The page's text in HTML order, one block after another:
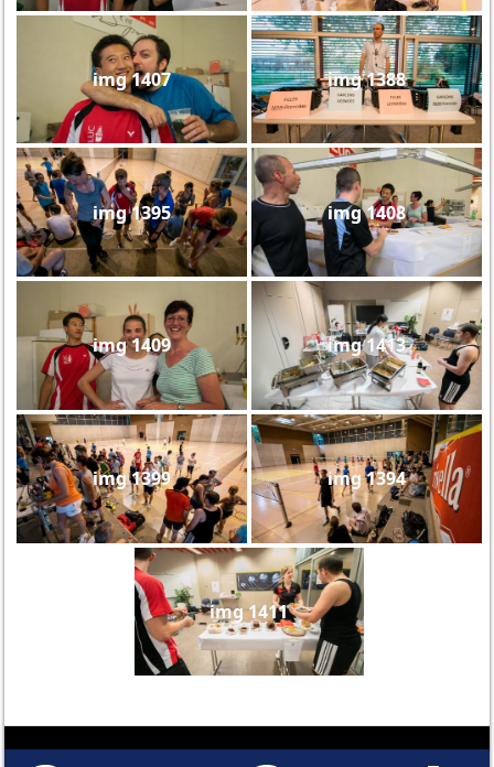
img 1407 img 1388
img 1395 img 1408
img 1409 img 1413
img 1399 img 1394
img 1411